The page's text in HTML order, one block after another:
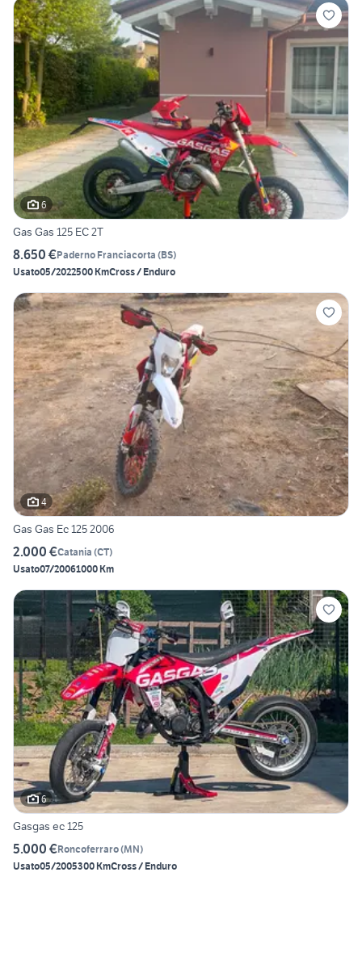
6
Gas Gas 125 EC 2T
8.650 €Paderno Franciacorta (BS)
Usato05/2022500 KmCross / Enduro
4
Gas Gas Ec 125 2006
2.000 €Catania (CT)
Usato07/20061000 Km
6
Gasgas ec 125
5.000 €Roncoferraro(MN)
Usato05/2005300 KmCross / Enduro